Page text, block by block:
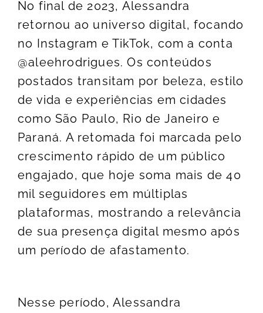
No final de 2023, Alessandra
retornou ao universo digital, focando
no Instagram e TikTok, com a conta
@aleehrodrigues. Os conteúdos
postados transitam por beleza, estilo
de vida e experiências em cidades
como São Paulo, Rio de Janeiro e
Paraná. A retomada foi marcada pelo
crescimento rápido de um público
engajado, que hoje soma mais de 40
mil seguidores em múltiplas
plataformas, mostrando a relevância
de sua presença digital mesmo após
um período de afastamento.
Nesse período, Alessandra